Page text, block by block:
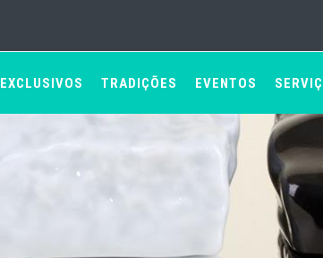
EXCLUSIVOS TRADIÇÕES EVENTOS